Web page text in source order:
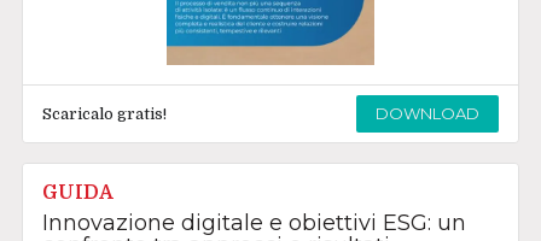
Scaricalo gratis! DOWNLOAD
GUIDA
Innovazione digitale e obiettivi ESG: un